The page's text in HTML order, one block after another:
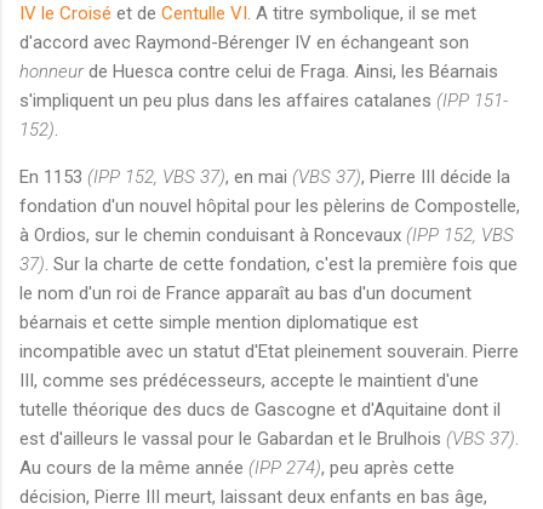
IV le Croisé et de Centulle VI. A titre symbolique, il se met
d'accord avec Raymond-Bérenger IV en échangeant son
honneurde Huesca contre celui de Fraga. Ainsi, les Béarnais
s'impliquent un peu plus dans les affaires catalanes (IPP 151-
152).
En 1153 (IPP 152, VBS 37), en mai (VBS 37), Pierre III décide la
fondation d'un nouvel hôpital pour les pèlerins de Compostelle,
à Ordios, sur le chemin conduisant à Roncevaux (IPP 152, VBS
37). Sur la charte de cette fondation, c'est la première fois que
le nom d'un roi de France apparaît au bas d'un document
béarnais et cette simple mention diplomatique est
incompatible avec un statut d'Etat pleinement souverain. Pierre
III, comme ses prédécesseurs, accepte le maintient d'une
tutelle théorique des ducs de Gascogne et d'Aquitaine dont il
est d'ailleurs le vassal pour le Gabardan et le Brulhois (VBS 37).
Au cours de la même année (IPP 274), peu après cette
décision, Pierre III meurt, laissant deux enfants en bas âge,